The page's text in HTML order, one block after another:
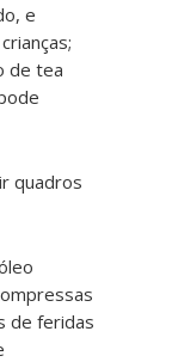
e
de tea
quadros
de feridas